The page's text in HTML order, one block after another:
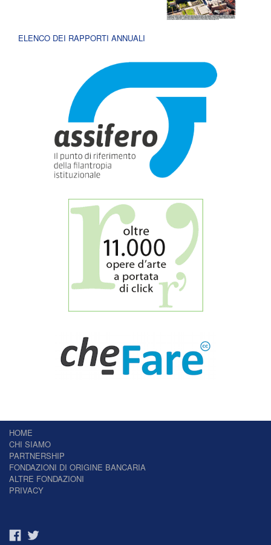
ELENCO DEI RAPPORTI ANNUALI
HOME
CHI SIAMO
PARTNERSHIP
FONDAZIONI DI ORIGINE BANCARIA
ALTRE FONDAZIONI
PRIVACY